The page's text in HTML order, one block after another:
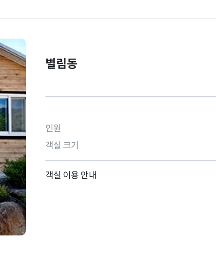
별림동
인원
객실 크기
객실 이용 안내